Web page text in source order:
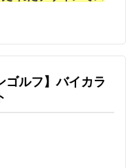
ゴルフ】バイカラ